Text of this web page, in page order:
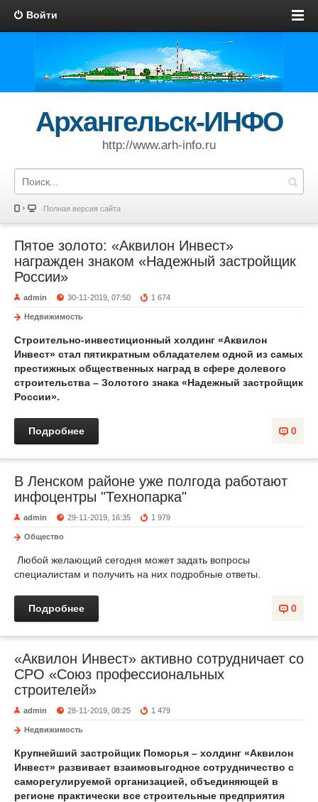
Войти
Архангельск-ИНФО
http://www.arh-info.ru
Полная версия сайта
Пятое золото: «Аквилон Инвест»
награжден знаком «Надежный застройщик
России»
admin 30-11-2019, 07:50 1 674
Недвижимость
Строительно-инвестиционный холдинг «Аквилон
Инвест» стал пятикратным обладателем одной из самых
престижных общественных наград в сфере долевого
строительства – Золотого знака «Надежный застройщик
России».
0
Подробнее
В Ленском районе уже полгода работают
инфоцентры "Технопарка"
admin 29-11-2019, 16:35 1 979
Общество
Любой желающий сегодня может задать вопросы
специалистам и получить на них подробные ответы.
0
Подробнее
«Аквилон Инвест» активно сотрудничает со
СРО «Союз профессиональных
строителей»
admin 28-11-2019, 08:25 1 479
Недвижимость
Крупнейший застройщик Поморья – холдинг «Аквилон
Инвест» развивает взаимовыгодное сотрудничество с
саморегулируемой организацией, объединяющей в
регионе практически все строительные предприятия